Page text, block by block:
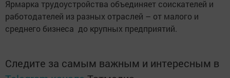
Ярмарка трудоустройства объединяет соискателей и
работодателей из разных отраслей – от малого и
среднего бизнеса до крупных предприятий.
Следите за самым важным и интересным в